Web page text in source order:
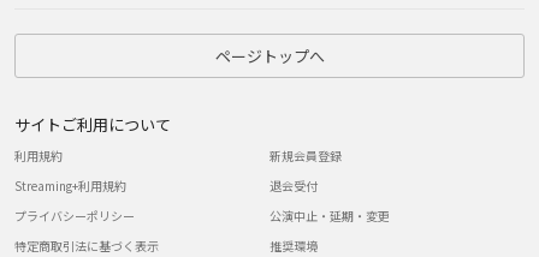
ページトップへ
サイトご利用について
利用規約
Streaming+利用規約
プライバシーポリシー
特定商取引法に基づく表示
新規会員登録
退会受付
公演中止・延期・変更
推奨環境